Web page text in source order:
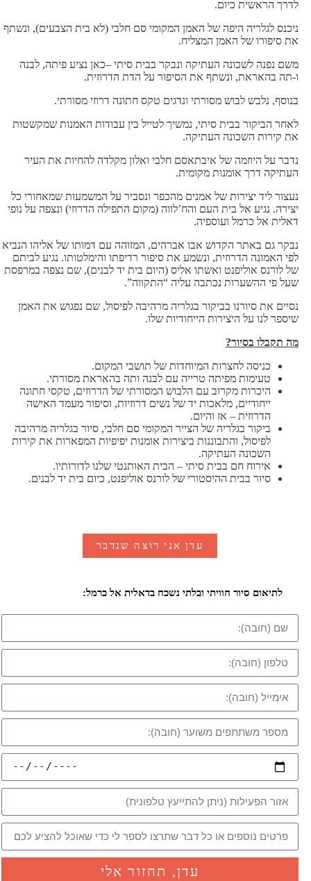
לדרך הראשית כיום.
ניכנס לגלריה היפה של האמן המקומי סם חלבי (לא בית הצבעים), ונשתף
את סיפורו של האמן המצליח.
משם נפנה לשכונה העתיקה ונבקר בבית סיתי –כאן נציע פיתה, לבנה
ו-תה בהאראת, ונשתף את הסיפור על הדת הדרוזית.
בנוסף, נלבש לבוש מסורתי ונדגים טקס חתונה דרוזי מסורתי.
לאחר הביקור בבית סיתי, נמשיך לטייל בין עבודות האמנות שמקשטות
את קירות השכונה העתיקה.
נדבר על היוזמה של איבתאסם חלבי ואלון מקלדה להחיות את העיר
העתיקה דרך אומנות מקומית.
נעצור ליד יצירות של אמנים מהכפר ונסביר על המשמעות שמאחורי כל
יצירה. נגיע אל בית העם והח’לווה (מקום התפילה הדרוזי) ונצפה על נופי
דאלית אל כרמל ועוספיה.
נבקר גם באתר הקדוש אבו אברהים, המזוהה עם דמותו של אליהו הנביא
לפי האמונה הדרוזית, ונשמע את סיפור רדיפתו והימלטותו. נגיע לביתם
של לורנס אוליפנט ואשתו אליס (היום בית יד לבנים), שם נצפה במרפסת
שעל פי ההשערות נכתבה עליה “התקווה”.
נסיים את סיורנו בביקור בגלריה מרהיבה לפיסול, שם נפגוש את האמן
שיספר לנו על היצירות הייחודיות שלו.
מה תקבלו בסיור?
כניסה לחצרות המיוחדות של תושבי המקום.
טעימות מפיתה טרייה עם לבנה ותה בהאראת מסורתי.
היכרות מקרוב עם הלבוש המסורתי של הדרוזים, טקסי חתונה
ייחודיים, מלאכות יד של נשים דרוזיות, וסיפור מעמד האישה
הדרוזית – אז והיום.
ביקור בגלריה של הצייר המקומי סם חלבי, סיור בגלריה מרהיבה
לפיסול, והתבוננות ביצירות אומנות יפיפיות המפארות את קירות
השכונה העתיקה.
אירוח חם בבית סיתי – הבית האותנטי שלנו לדורותיו.
סיור בבית ההיסטורי של לורנס אוליפנט, כיום בית יד לבנים.
עדן אני רוצה שנדבר
לתיאום סיור חוויתי ובלתי נשכח בדאלית אל כרמל:
עדן, תחזור אלי